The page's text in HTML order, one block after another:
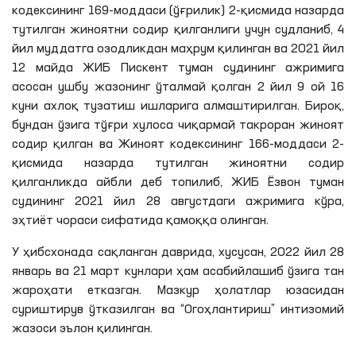
кодексининг 169-моддаси (ўғрилик) 2-қисмида назарда
тутилган жиноятни содир қилганлиги учун судланиб, 4
йил муддатга озодликдан маҳрум қилинган ва 2021 йил
12 майда ЖИБ Пискент туман судининг ажримига
асосан ушбу жазонинг ўталмай қолган 2 йил 9 ой 16
куни ахлоқ тузатиш ишларига алмаштирилган. Бироқ,
бундан ўзига тўғри хулоса чиқармай такроран жиноят
содир қилган ва Жиноят кодексининг 166-моддаси 2-
қисмида назарда тутилган жиноятни содир
қилганликда айбли деб топилиб, ЖИБ Ёзвон туман
судининг 2021 йил 28 августдаги ажримига кўра,
эҳтиёт чораси сифатида қамоққа олинган.
У ҳибсхонада сақланган даврида, хусусан, 2022 йил 28
январь ва 21 март кунлари ҳам асабийлашиб ўзига тан
жароҳати етказган. Мазкур ҳолатлар юзасидан
суриштирув ўтказилган ва “Огоҳлантириш” интизомий
жазоси эълон қилинган.